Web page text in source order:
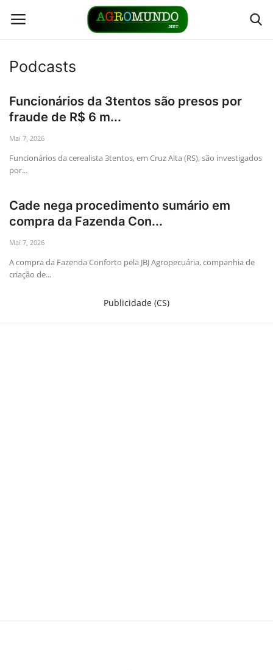
Contato
Links
Direto da Fonte
Youtubers
Podcasts
Culturas
Podcasts
Funcionários da 3tentos são presos por
fraude de R$ 6 m...
Mai 7, 2026
Funcionários da cerealista 3tentos, em Cruz Alta (RS), são investigados
por...
Cade nega procedimento sumário em
compra da Fazenda Con...
Mai 7, 2026
A compra da Fazenda Conforto pela JBJ Agropecuária, companhia de
criação de...
Publicidade (CS)